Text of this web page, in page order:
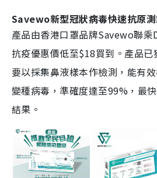
Savewo新型冠狀病毒快速抗原
產品由香港口罩品牌Savewo聯乘
抗疫優惠價低至$18買到。產品已
要以採集鼻液樣本作檢測，能有
變種病毒，準確度達至99%，最
結果。